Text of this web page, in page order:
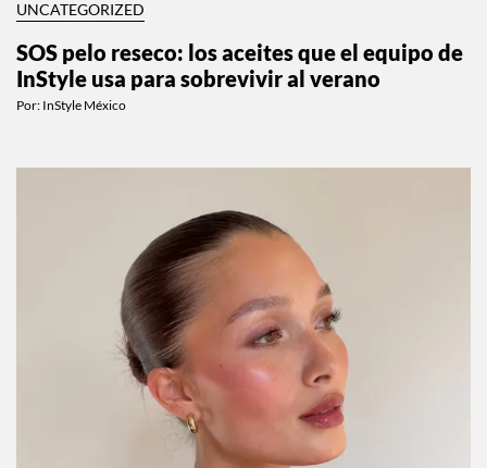
UNCATEGORIZED
SOS pelo reseco: los aceites que el equipo de
InStyle usa para sobrevivir al verano
Por: InStyle México